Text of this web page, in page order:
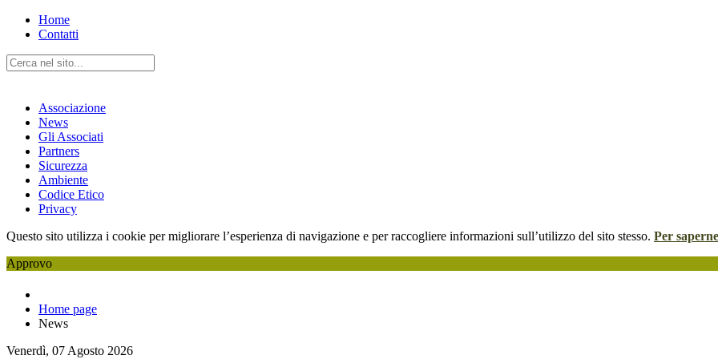
Home
Contatti
Associazione
News
Gli Associati
Partners
Sicurezza
Ambiente
Codice Etico
Privacy
Questo sito utilizza i cookie per migliorare l’esperienza di navigazione e per raccogliere informazioni sull’utilizzo del sito stesso. Per
Approvo
Home page
News
Venerdì, 07 Agosto 2026